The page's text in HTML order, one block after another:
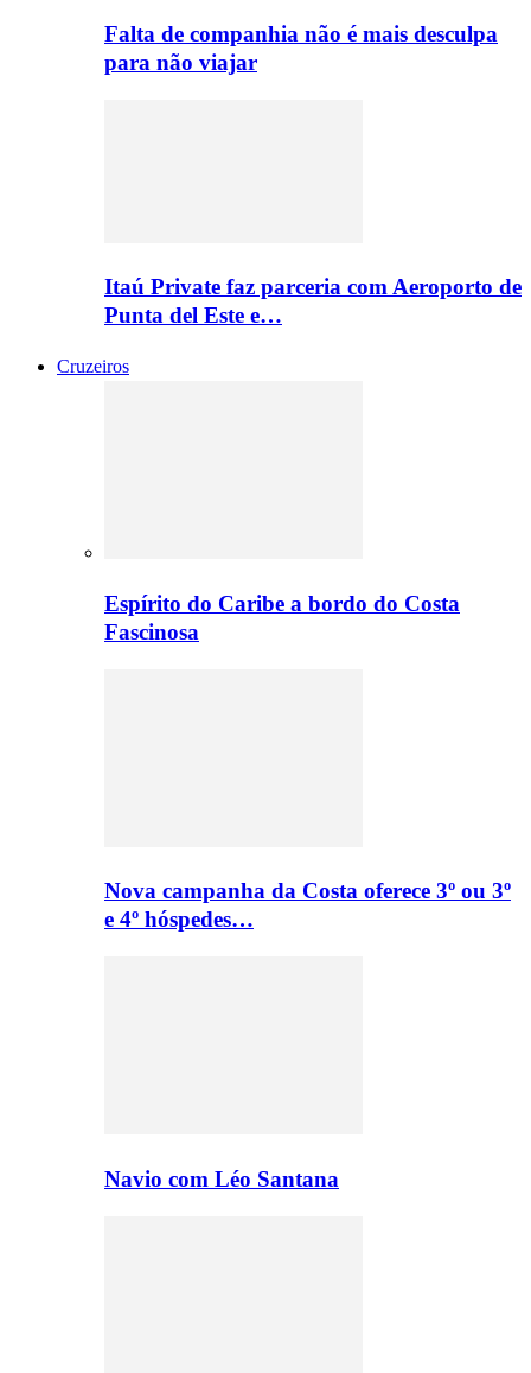
Falta de companhia não é mais desculpa
para não viajar
Itaú Private faz parceria com Aeroporto de
Punta del Este e…
Cruzeiros
Espírito do Caribe a bordo do Costa
Fascinosa
Nova campanha da Costa oferece 3º ou 3º
e 4º hóspedes…
Navio com Léo Santana